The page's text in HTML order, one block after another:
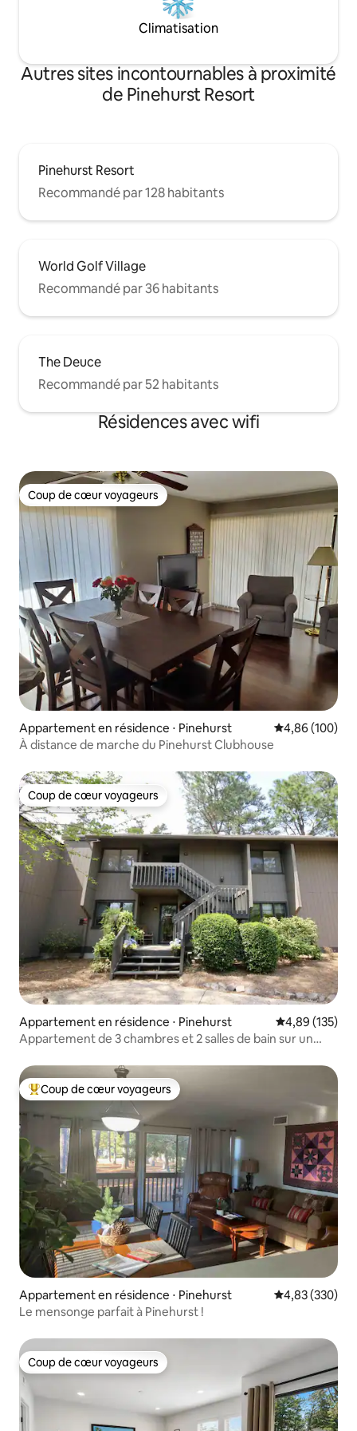
Climatisation
Autres sites incontournables à proximité
de Pinehurst Resort
Pinehurst Resort
Recommandé par 128 habitants
World Golf Village
Recommandé par 36 habitants
The Deuce
Recommandé par 52 habitants
Résidences avec wifi
Coup de cœur voyageurs
Coup de cœur voyageurs
Appartement en résidence ⋅ Pinehurst Évaluation
4,86 (100)
À distance de marche du Pinehurst Clubhouse
Coup de cœur voyageurs
Coup de cœur voyageurs
Appartement en résidence ⋅ Pinehurst Évaluation
4,89 (135)
Appartement de 3 chambres et 2 salles de bain sur un
Coups de cœur voyageurs les plus appréciés
Coup de cœur voyageurs
Appartement en résidence ⋅ Pinehurst Évaluation
4,83 (330)
Le mensonge parfait à Pinehurst !
Coup de cœur voyageurs
Coup de cœur voyageurs